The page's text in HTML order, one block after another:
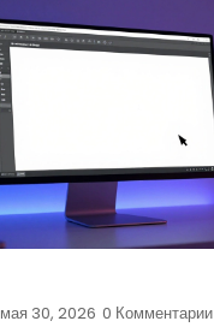
мая 30, 2026 0 Комментарии